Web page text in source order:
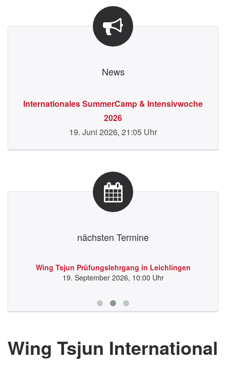
News
Internationales SummerCamp & Intensivwoche
2026
19. Juni 2026, 21:05 Uhr
nächsten Termine
Wing Tsjun Prüfungslehrgang in Leichlingen
19. September 2026, 10:00 Uhr
Wing Tsjun International